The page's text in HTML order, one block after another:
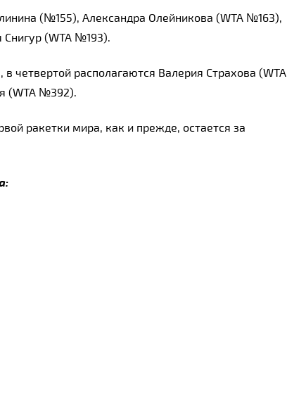
(№155), Александра Олейникова (WTA №163),
Снигур (WTA №193).
четвертой располагаются Валерия Страхова (WTA
(WTA №392).
ракетки мира, как и прежде, остается за